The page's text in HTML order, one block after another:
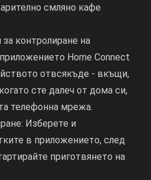
смляно кафе
контролиране на
Home Connect
отвсякъде - вкъщи,
сте далеч от дома си,
телефонна мрежа.
Изберете и
в приложението, след
приготвянето на